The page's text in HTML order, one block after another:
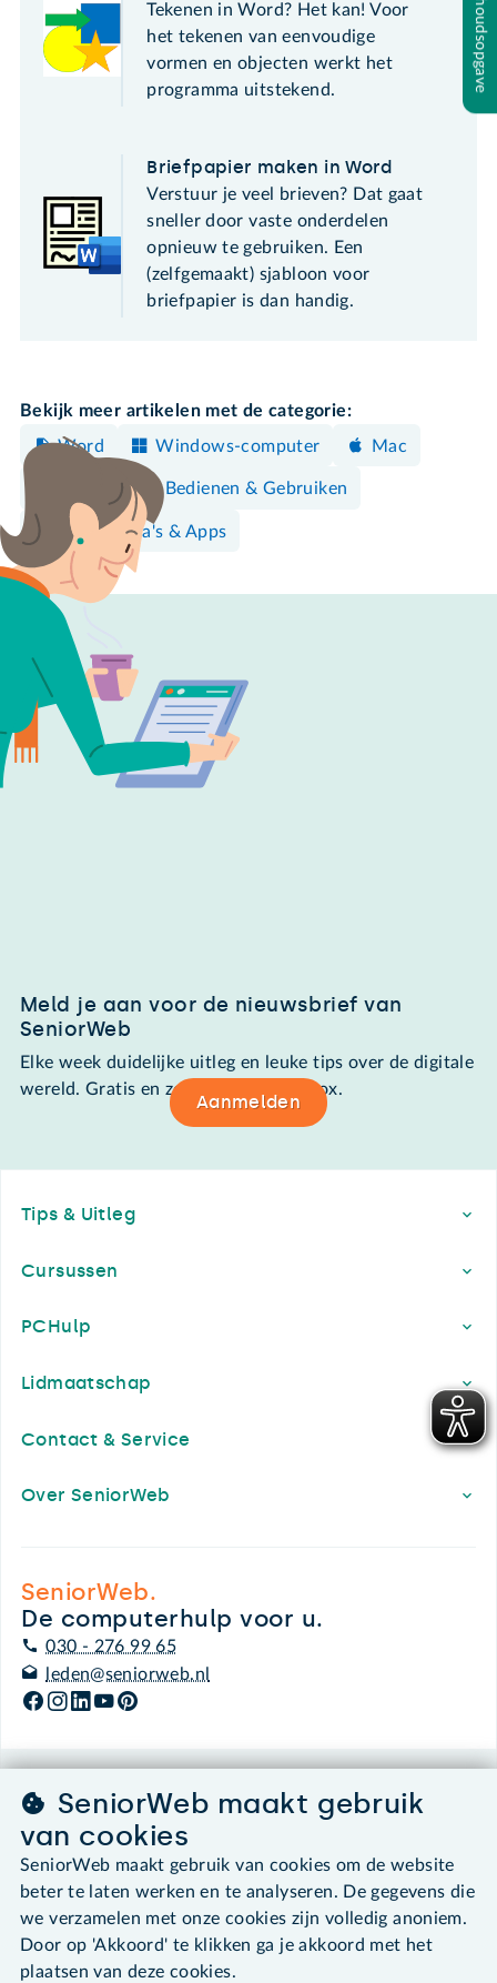
Inhoudsopgave
Tekenen in Word? Het kan! Voor
het tekenen van eenvoudige
vormen en objecten werkt het
programma uitstekend.
Briefpapier maken in Word
Verstuur je veel brieven? Dat gaat
sneller door vaste onderdelen
opnieuw te gebruiken. Een
(zelfgemaakt) sjabloon voor
briefpapier is dan handig.
Bekijk meer artikelen met de categorie:
Word
Windows-computer Mac
Bedienen & Gebruiken
Programma's & Apps
Meld je aan voor de nieuwsbrief van
SeniorWeb
Elke week duidelijke uitleg en leuke tips over de digitale
wereld. Gratis en zomaar in de mailbox.
Aanmelden
Tips & Uitleg
Cursussen
PCHulp
Lidmaatschap
Contact & Service
Over SeniorWeb
SeniorWeb.
De computerhulp voor u.
030 - 276 99 65
leden@seniorweb.nl
©2026 SeniorWeb
Cookies en cookie-instellingen
Disclaimer
Privacybeleid
About SeniorWeb
SeniorWeb maakt gebruik
van cookies
SeniorWeb maakt gebruik van cookies om de website
beter te laten werken en te analyseren. De gegevens die
we verzamelen met onze cookies zijn volledig anoniem.
Door op 'Akkoord' te klikken ga je akkoord met het
plaatsen van deze cookies.